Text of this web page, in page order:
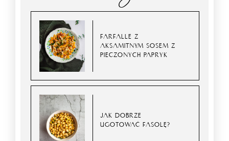
FARFALLE Z
AKSAMITNYM SOSEM Z
PIECZONYCH PAPRYK
JAK DOBRZE
UGOTOWAĆ FASOLĘ?